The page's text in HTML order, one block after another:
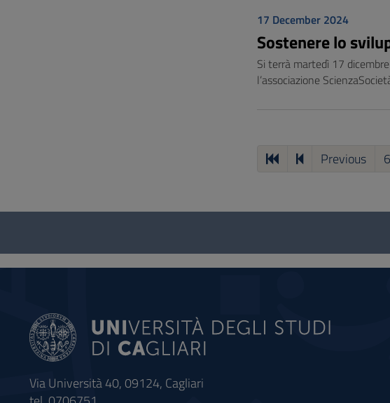
17 December 2024
Sostenere lo
Si terrà martedì 17
l’associazione
Previous 6
Questionnaire
social
Via Università 40, 09124, Cagliari